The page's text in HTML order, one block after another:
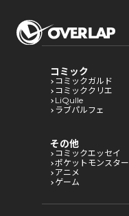
コミック
コミックガルド
コミッククリエ
LiQulle
ラブパルフェ
その他
コミックエッセイ
ポケットモンスター
アニメ
ゲーム